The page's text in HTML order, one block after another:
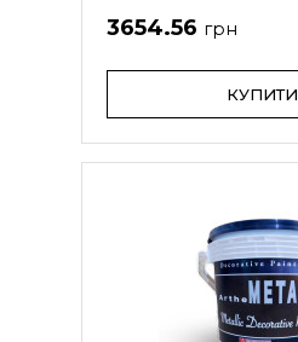
3654.56 грн
КУПИТИ